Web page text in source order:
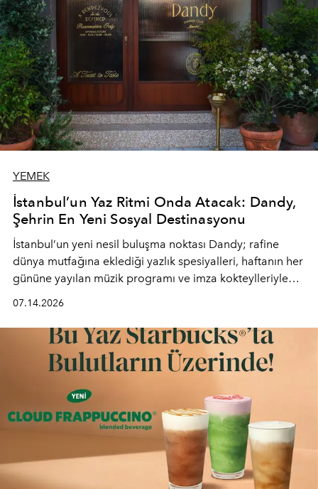
geceye taşıyarak her hafta farklı bir deneyim sunuyor.
YEMEK
İstanbul’un Yaz Ritmi Onda Atacak: Dandy,
Şehrin En Yeni Sosyal Destinasyonu
İstanbul’un yeni nesil buluşma noktası Dandy; rafine
dünya mutfağına eklediği yazlık spesiyalleri, haftanın her
gününe yayılan müzik programı ve imza kokteylleriyle
lüks" anlayışıyla buluşturan mekan; gurme lezzetleri, iyi
müziği ve açık havadaki özel puro alanını tek bir çatı
altında sunuyor.
07.14.2026